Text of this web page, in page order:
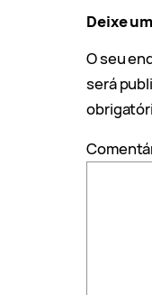
Deixe
O seu
será